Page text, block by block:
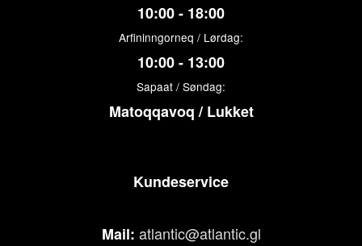
10:00 - 18:00
Arfininngorneq / Lørdag:
10:00 - 13:00
Sapaat / Søndag:
Matoqqavoq / Lukket
Kundeservice
Mail: atlantic@atlantic.gl